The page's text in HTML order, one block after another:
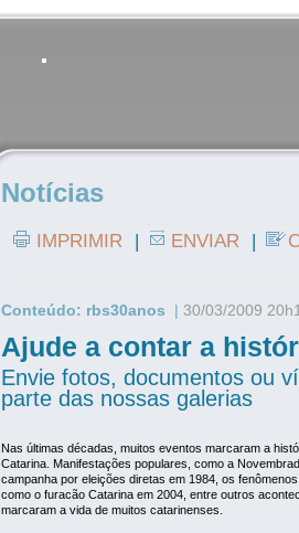
Notícias
IMPRIMIR | ENVIAR |
Conteúdo: rbs30anos 30/03/2009
Ajude a contar a
Envie fotos, documentos ou
parte das nossas galerias
Nas últimas décadas, muitos eventos marcaram a
Catarina. Manifestações populares, como a
campanha por eleições diretas em 1984, os
como o furacão Catarina em 2004, entre outros
marcaram a vida de muitos catarinenses.